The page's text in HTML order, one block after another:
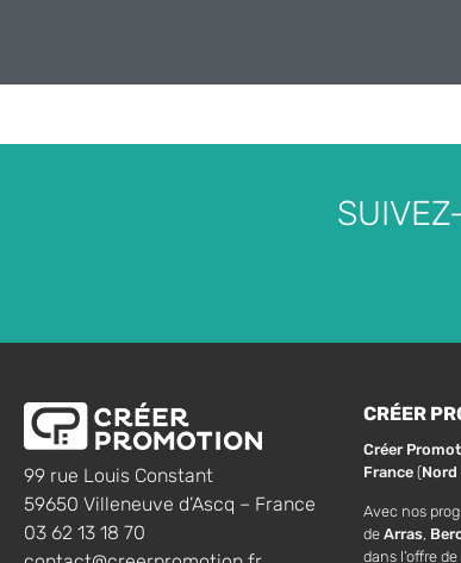
99 rue Louis Constant
59650 Villeneuve d’Ascq – France
03 62 13 18 70
CRÉER
Créer
France (Nord
Avec nos
de Arras,
dans l’offre